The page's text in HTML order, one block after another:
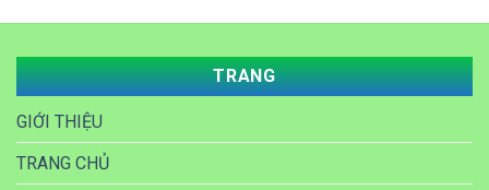
TRANG
GIỚI THIỆU
TRANG CHỦ